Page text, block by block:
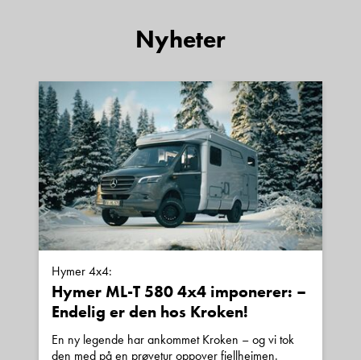
Kontakt avdeling
Nyheter
Hymer 4x4:
Hymer ML-T 580 4x4 imponerer: –
Endelig er den hos Kroken!
En ny legende har ankommet Kroken – og vi tok
den med på en prøvetur oppover fjellheimen.